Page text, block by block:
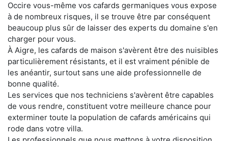
Occire vous-même vos cafards germaniques vous expose
à de nombreux risques, il se trouve être par conséquent
beaucoup plus sûr de laisser des experts du domaine s'en
charger pour vous.
À Aigre, les cafards de maison s'avèrent être des nuisibles
particulièrement résistants, et il est vraiment pénible de
les anéantir, surtout sans une aide professionnelle de
bonne qualité.
Les services que nos techniciens s'avèrent être capables
de vous rendre, constituent votre meilleure chance pour
exterminer toute la population de cafards américains qui
rode dans votre villa.